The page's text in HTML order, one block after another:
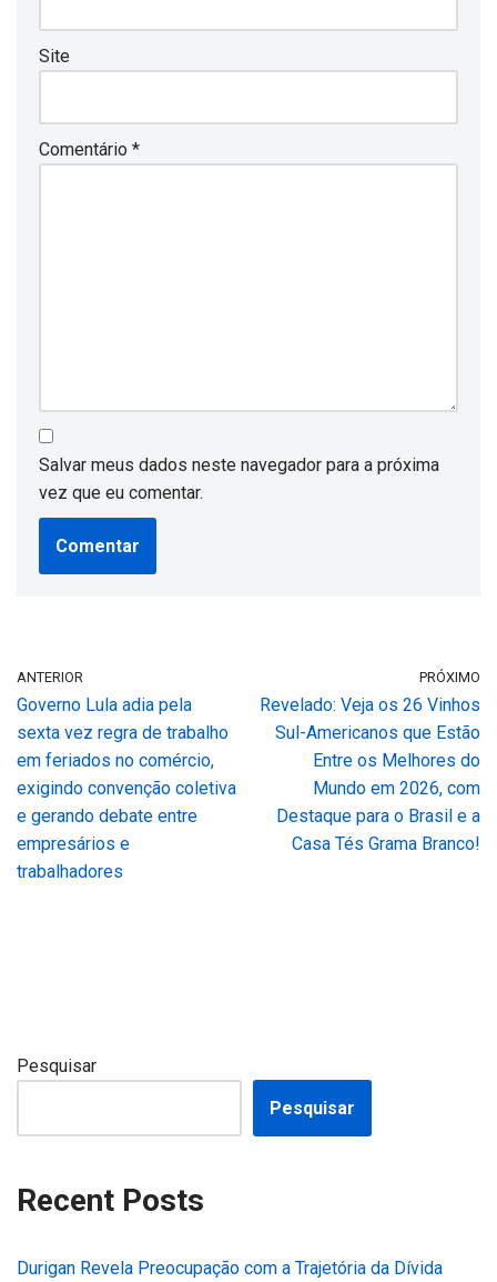
Site
Comentário *
Salvar meus dados neste navegador para a próxima
vez que eu comentar.
ANTERIOR
Governo Lula adia pela
sexta vez regra de trabalho
em feriados no comércio,
exigindo convenção coletiva
e gerando debate entre
empresários e
trabalhadores
PRÓXIMO
Revelado: Veja os 26 Vinhos
Sul-Americanos que Estão
Entre os Melhores do
Mundo em 2026, com
Destaque para o Brasil e a
Casa Tés Grama Branco!
Pesquisar
Pesquisar
Recent Posts
Durigan Revela Preocupação com a Trajetória da Dívida